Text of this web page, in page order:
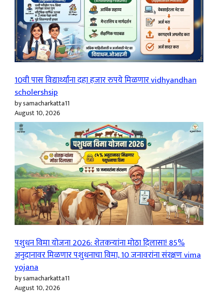
10वी पास विद्यार्थ्यांना दहा हजार रुपये मिळणार vidhyandhan
scholershsip
by samacharkatta11
August 10, 2026
पशुधन विमा योजना 2026: शेतकऱ्यांना मोठा दिलासा! 85%
अनुदानावर मिळणार पशुधनाचा विमा, 10 जनावरांना संरक्षण vima
yojana
by samacharkatta11
August 10, 2026